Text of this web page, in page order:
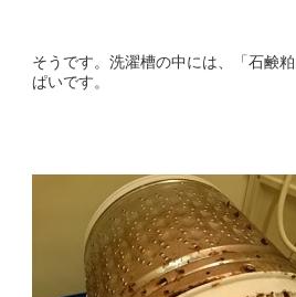
そうです。洗濯槽の中には、「石鹸
ぱいです。